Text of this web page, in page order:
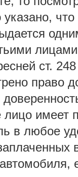
ст.
право
лицо имеет
в любое